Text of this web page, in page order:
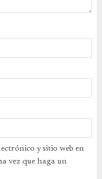
y sitio web en
vez que haga un